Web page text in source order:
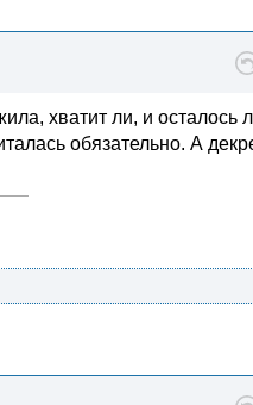
хватит ли, и осталось
обязательно. А